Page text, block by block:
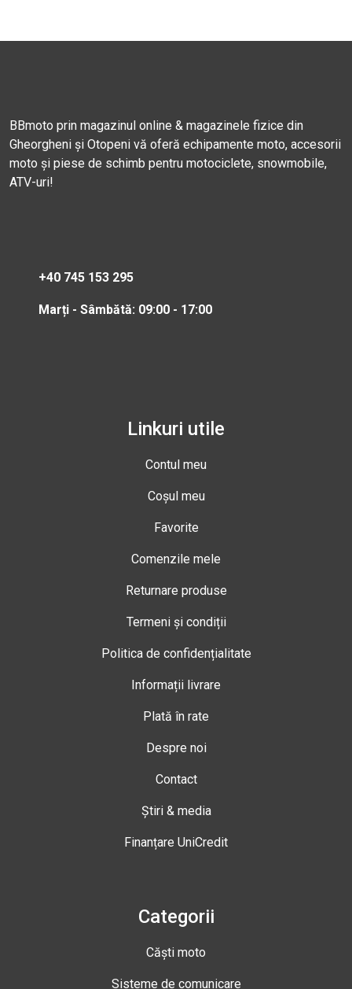
BBmoto prin magazinul online & magazinele fizice din
Gheorgheni și Otopeni vă oferă echipamente moto, accesorii
moto și piese de schimb pentru motociclete, snowmobile,
ATV-uri!
+40 745 153 295
Marți - Sâmbătă: 09:00 - 17:00
Linkuri utile
Contul meu
Coșul meu
Favorite
Comenzile mele
Returnare produse
Termeni și condiții
Politica de confidențialitate
Informații livrare
Plată în rate
Despre noi
Contact
Știri & media
Finanțare UniCredit
Categorii
Căști moto
Sisteme de comunicare